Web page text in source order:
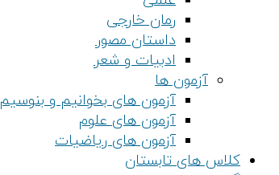
رمان خارجی
داستان مصور
ادبیات و شعر
آزمون ها
آزمون های بخوانیم و بنوسیم
آزمون های علوم
آزمون های ریاضیات
کلاس های تابستان